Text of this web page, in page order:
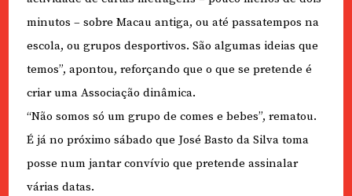
minutos – sobre Macau antiga, ou até passatempos na
escola, ou grupos desportivos. São algumas ideias que
temos”, apontou, reforçando que o que se pretende é
criar uma Associação dinâmica.
“Não somos só um grupo de comes e bebes”, rematou.
É já no próximo sábado que José Basto da Silva toma
posse num jantar convívio que pretende assinalar
várias datas.